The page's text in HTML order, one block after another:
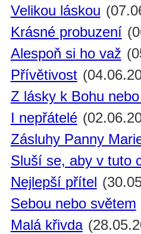
Velikou láskou
Krásné probuzení
Alespoň si ho važ
Přívětivost
Z lásky k Bohu
I nepřátelé
Zásluhy Panny
Sluší se, aby v tuto
Nejlepší přítel
Sebou nebo světem
Malá křivda